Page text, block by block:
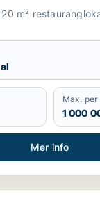
m²
Max.
1 000
Mer info